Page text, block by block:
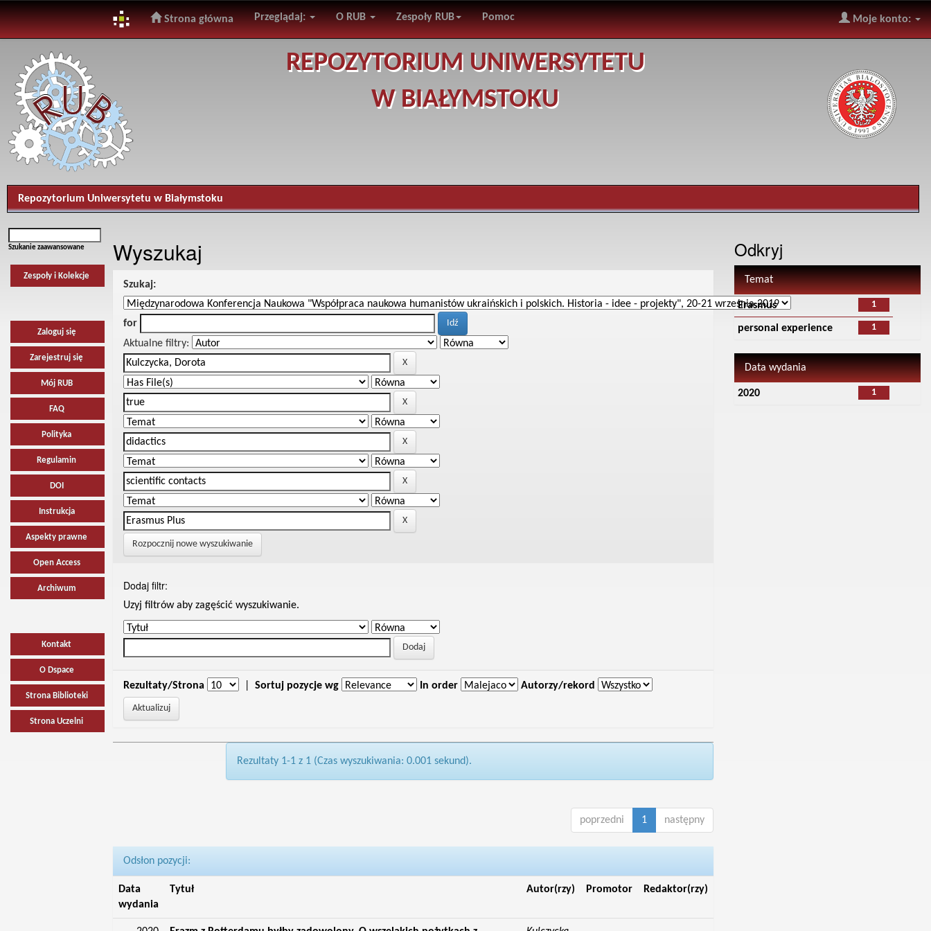
navigation
Strona główna Przeglądaj: O RUB Zespoły RUB Pomoc Moje konto:
REPOZYTORIUM UNIWERSYTETU
W BIAŁYMSTOKU
Repozytorium Uniwersytetu w Białymstoku
Szukanie zaawansowane
Zespoły i Kolekcje
Zaloguj się
Zarejestruj się
Mój RUB
FAQ
Polityka
Regulamin
DOI
Instrukcja
Aspekty prawne
Open Access
Archiwum
Kontakt
O Dspace
Strona Biblioteki
Strona Uczelni
Wyszukaj
Szukaj:
for
Aktualne filtry:
Rozpocznij nowe wyszukiwanie
Dodaj filtr:
Uzyj filtrów aby zagęścić wyszukiwanie.
Rezultaty/Strona Sortuj pozycje wg In order Autorzy/rekord
Rezultaty 1-1 z 1 (Czas wyszukiwania: 0.001 sekund).
poprzedni 1 następny
Odsłon pozycji:
Data
wydania
Tytuł Autor(rzy) Promotor Redaktor(rzy)
Odkryj
Temat
1
Erasmus
1
personal experience
Data wydania
1
2020